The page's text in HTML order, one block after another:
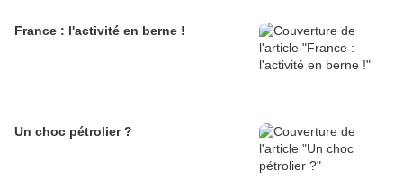
France : l'activité en berne !
Un choc pétrolier ?